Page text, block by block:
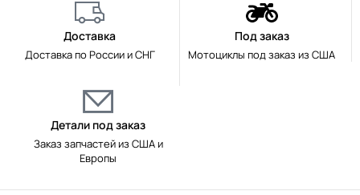
Доставка
Доставка по России и СНГ
Под заказ
Мотоциклы под заказ из США
Детали под заказ
Заказ запчастей из США и
Европы